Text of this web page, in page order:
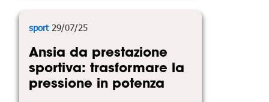
sport29/07/25
Ansia da prestazione
sportiva: trasformare la
pressione in potenza